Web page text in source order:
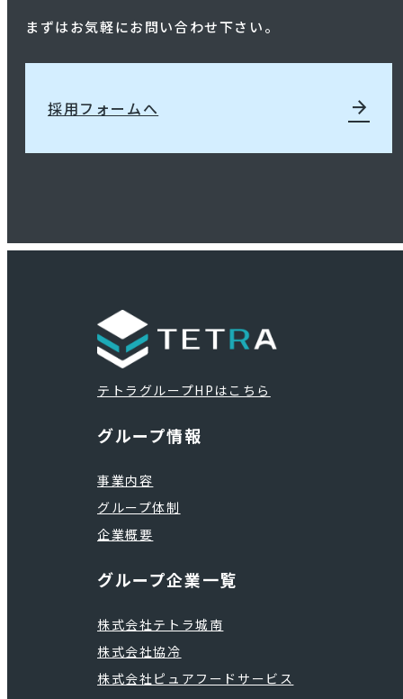
まずはお気軽にお問い合わせ下さい。
採用フォームへ arrow_forward
テトラグループHPはこちら
グループ情報
事業内容
グループ体制
企業概要
グループ企業一覧
株式会社テトラ城南
株式会社協冷
株式会社ピュアフードサービス